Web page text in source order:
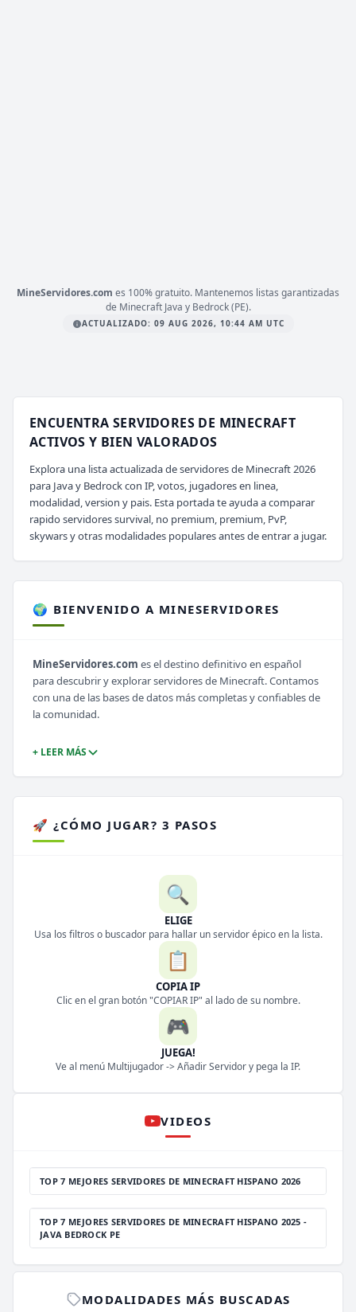
MineServidores.com es 100% gratuito. Mantenemos listas garantizadas
de Minecraft Java y Bedrock (PE).
ACTUALIZADO: 09 AUG 2026, 10:44 AM UTC
ENCUENTRA SERVIDORES DE MINECRAFT
ACTIVOS Y BIEN VALORADOS
Explora una lista actualizada de servidores de Minecraft 2026
para Java y Bedrock con IP, votos, jugadores en linea,
modalidad, version y pais. Esta portada te ayuda a comparar
rapido servidores survival, no premium, premium, PvP,
skywars y otras modalidades populares antes de entrar a jugar.
🌍 BIENVENIDO A MINESERVIDORES
MineServidores.com es el destino definitivo en español
para descubrir y explorar servidores de Minecraft. Contamos
con una de las bases de datos más completas y confiables de
la comunidad.
+ LEER MÁS
🚀 ¿CÓMO JUGAR? 3 PASOS
🔍
ELIGE
Usa los filtros o buscador para hallar un servidor épico en la lista.
📋
COPIA IP
Clic en el gran botón "COPIAR IP" al lado de su nombre.
🎮
JUEGA!
Ve al menú Multijugador -> Añadir Servidor y pega la IP.
VIDEOS
TOP 7 MEJORES SERVIDORES DE MINECRAFT HISPANO 2026
TOP 7 MEJORES SERVIDORES DE MINECRAFT HISPANO 2025 -
JAVA BEDROCK PE
MODALIDADES MÁS BUSCADAS